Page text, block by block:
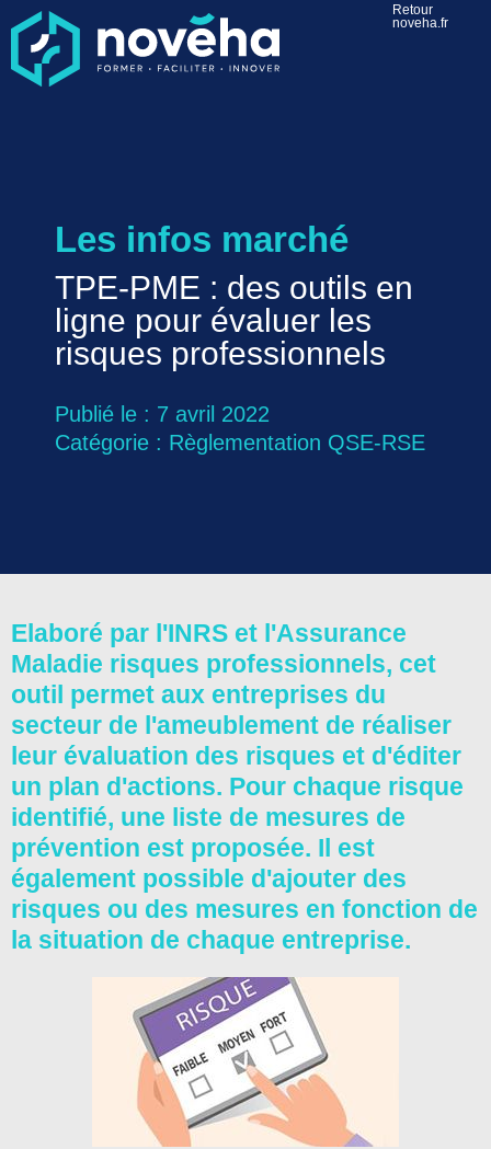
Retour
noveha.fr
Les infos marché
TPE-PME : des outils en
ligne pour évaluer les
risques professionnels
Publié le : 7 avril 2022
Catégorie : Règlementation QSE-RSE
Elaboré par l'INRS et l'Assurance
Maladie risques professionnels, cet
outil permet aux entreprises du
secteur de l'ameublement de réaliser
leur évaluation des risques et d'éditer
un plan d'actions. Pour chaque risque
identifié, une liste de mesures de
prévention est proposée. Il est
également possible d'ajouter des
risques ou des mesures en fonction de
la situation de chaque entreprise.